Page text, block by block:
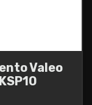
Valeo